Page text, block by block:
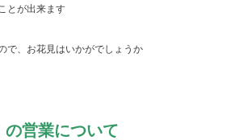
とが出来ます
で、お花見はいかがでしょうか
の営業について